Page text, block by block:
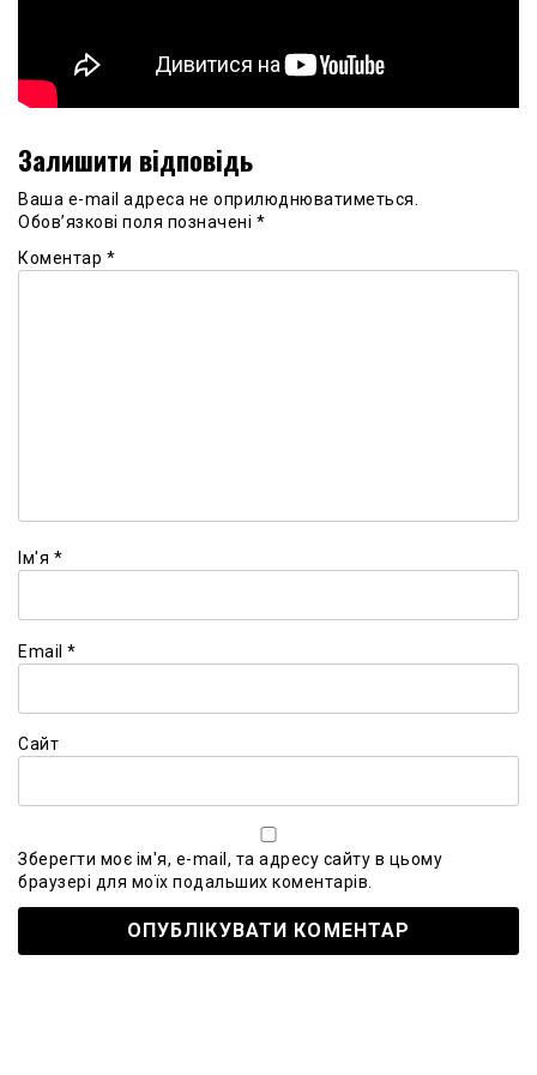
Залишити відповідь
Ваша e-mail адреса не оприлюднюватиметься.
Обов’язкові поля позначені *
Коментар *
Ім'я *
Email *
Сайт
Зберегти моє ім'я, e-mail, та адресу сайту в цьому
браузері для моїх подальших коментарів.